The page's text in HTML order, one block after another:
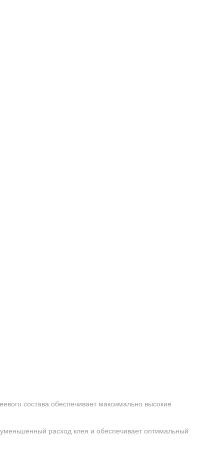
состава обеспечивает максимально высокие
расход клея и обеспечивает оптимальный